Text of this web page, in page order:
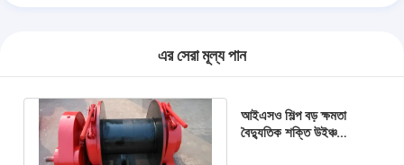
এর সেরা মূল্য পান
আইএসও শিল্প বড় ক্ষমতা
বৈদ্যুতিক শক্তি উইঞ্চ